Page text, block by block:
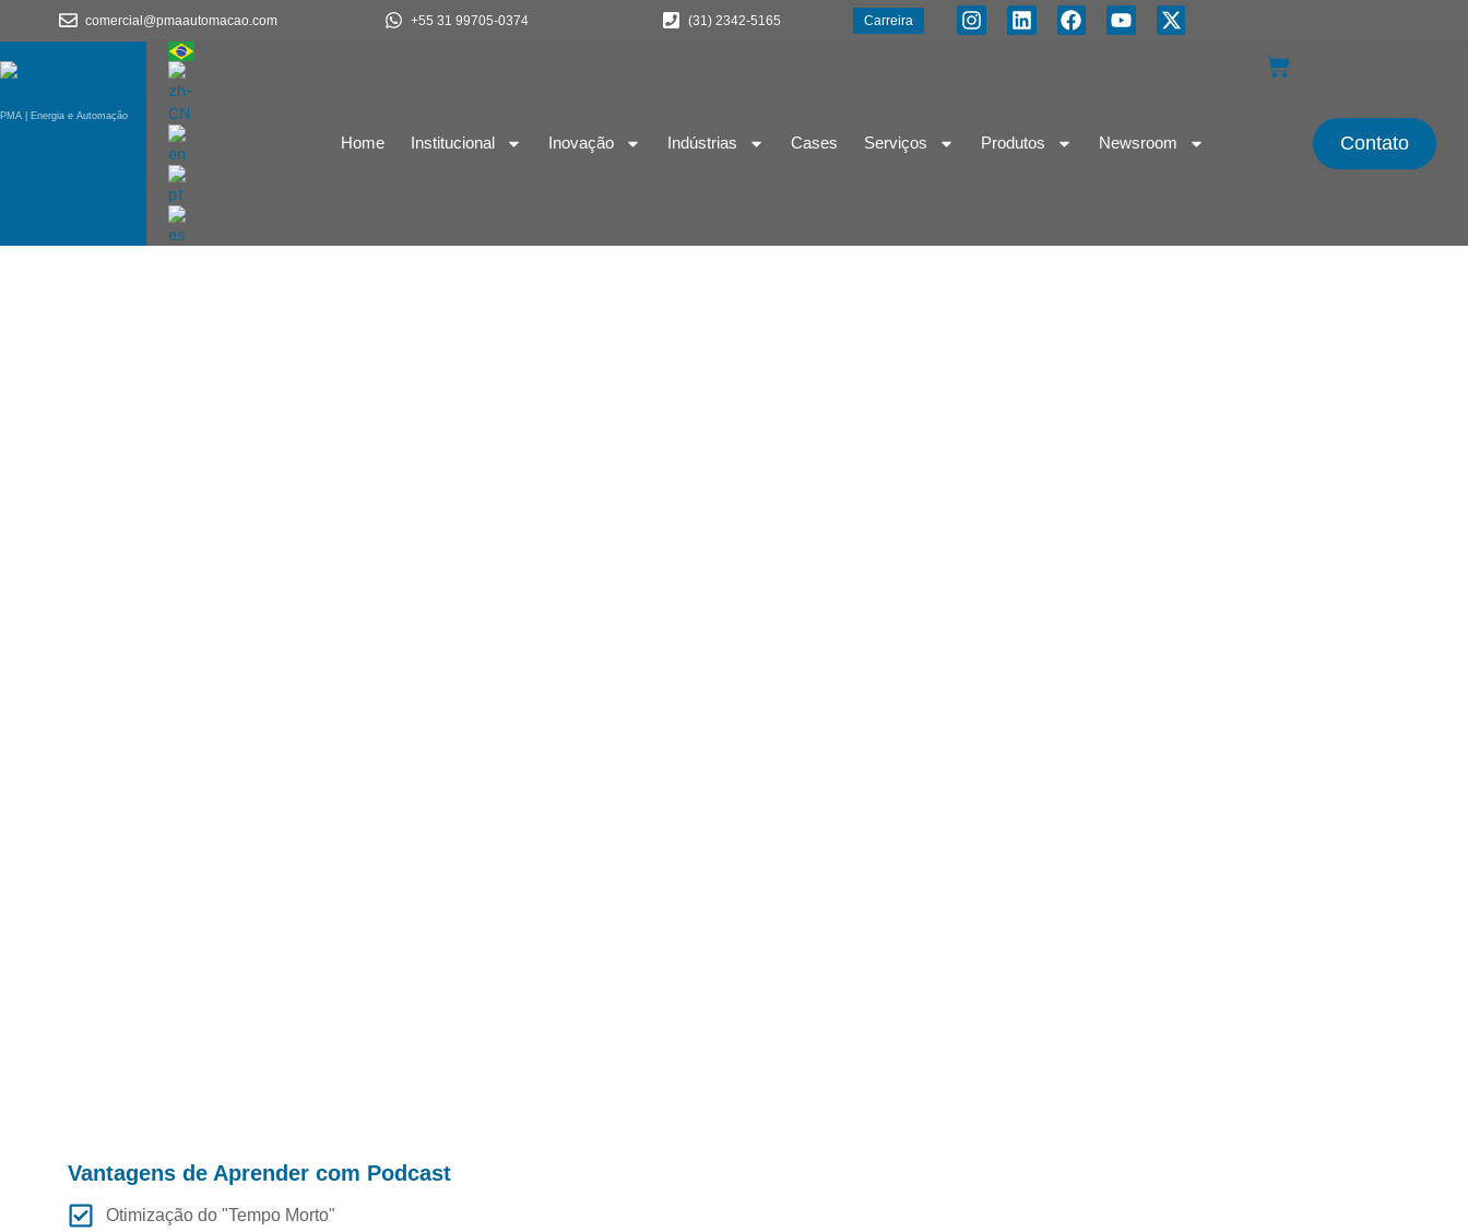
comercial@pmaautomacao.com +55 31 99705-0374 (31) 2342-5165 Carreira
PMA | Energia e Automação
Home Institucional Inovação Indústrias Cases Serviços Produtos Newsroom Contato
Vantagens de Aprender com Podcast
Otimização do "Tempo Morto"